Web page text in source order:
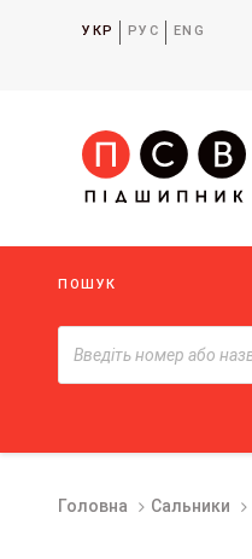
УКР РУС ENG
ПОШУК
Головна Сальники